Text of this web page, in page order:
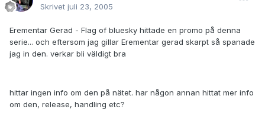
Skrivet juli 23, 2005
Erementar Gerad - Flag of bluesky hittade en promo på denna
serie... och eftersom jag gillar Erementar gerad skarpt så spanade
jag in den. verkar bli väldigt bra
hittar ingen info om den på nätet. har någon annan hittat mer info
om den, release, handling etc?